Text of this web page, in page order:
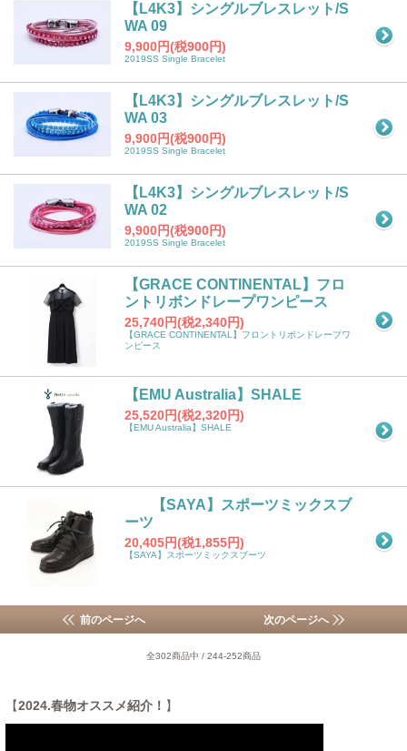
【L4K3】シングルブレスレット/S
WA 09
9,900円(税900円)
2019SS Single Bracelet
【L4K3】シングルブレスレット/S
WA 03
9,900円(税900円)
2019SS Single Bracelet
【L4K3】シングルブレスレット/S
WA 02
9,900円(税900円)
2019SS Single Bracelet
【GRACE CONTINENTAL】フロ
ントリボンドレープワンピース
25,740円(税2,340円)
【GRACE CONTINENTAL】フロントリボンドレープワ
ンピース
【EMU Australia】SHALE
25,520円(税2,320円)
【EMU Australia】SHALE
【SAYA】スポーツミックスブ
ーツ
20,405円(税1,855円)
【SAYA】スポーツミックスブーツ
前のページへ 次のページへ
全302商品中 / 244-252商品
【2024.春物オススメ紹介！ 】